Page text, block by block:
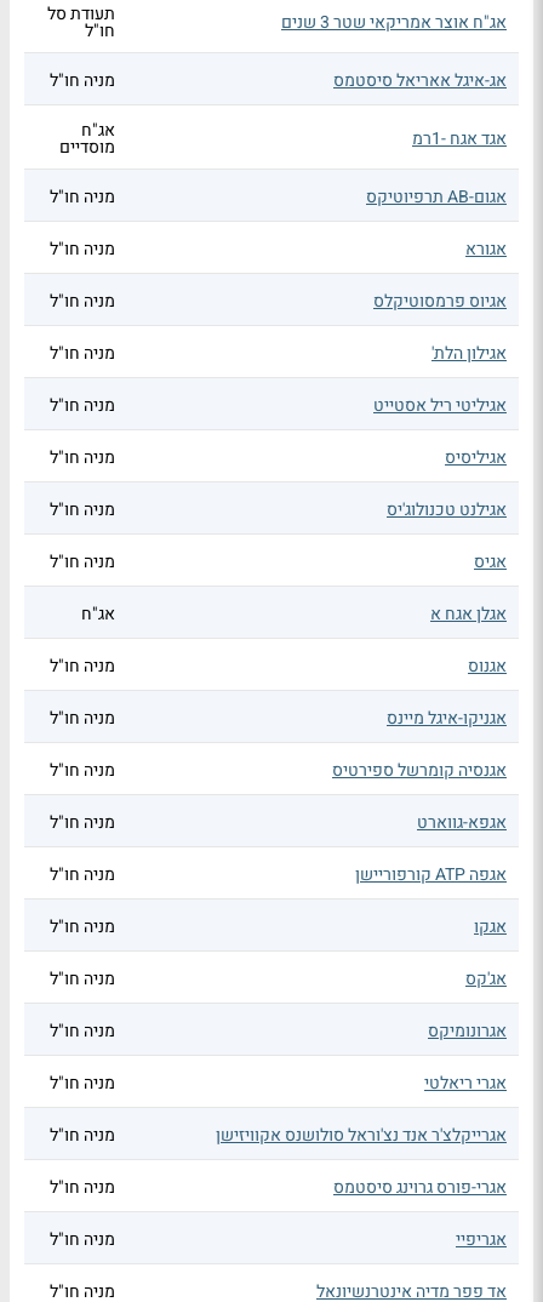
אג"ח אוצר אמריקאי שטר 3 שנים תעודת סל
חו"ל
אג-איגל אאריאל סיסטמס
מניה חו"ל
אגד אגח -1רמ אג"ח
מוסדיים
אגום-AB תרפיוטיקס
מניה חו"ל
אגורא מניה חו"ל
אגיוס פרמסוטיקלס מניה חו"ל
אגילון הלת' מניה חו"ל
אגיליטי ריל אסטייט מניה חו"ל
אגיליסיס מניה חו"ל
אגילנט טכנולוג'יס מניה חו"ל
אגיס מניה חו"ל
אגלן אגח א אג"ח
אגנוס מניה חו"ל
אגניקו-איגל מיינס מניה חו"ל
אגנסיה קומרשל ספירטיס מניה חו"ל
אגפא-גווארט מניה חו"ל
אגפה ATP קורפוריישן מניה חו"ל
אגקו מניה חו"ל
אג'קס מניה חו"ל
אגרונומיקס מניה חו"ל
אגרי ריאלטי מניה חו"ל
אגרייקלצ'ר אנד נצ'וראל סולושנס אקוויזישן מניה חו"ל
אגרי-פורס גרוינג סיסטמס מניה חו"ל
אגריפיי מניה חו"ל
אד פפר מדיה אינטרנשיונאל מניה חו"ל